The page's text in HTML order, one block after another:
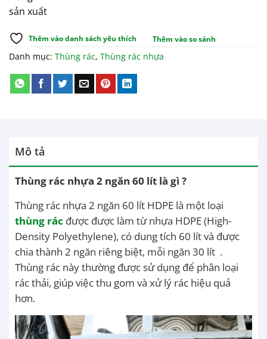
sản xuất
Thêm vào danh sách yêu thích Thêm vào so sánh
Danh mục: Thùng rác, Thùng rác nhựa
Mô tả
Thùng rác nhựa 2 ngăn 60 lít là gì ?
Thùng rác nhựa 2 ngăn 60 lít HDPE là một loại
thùng rác được được làm từ nhựa HDPE (High-
Density Polyethylene), có dung tích 60 lít và được
chia thành 2 ngăn riêng biệt, mỗi ngăn 30 lít .
Thùng rác này thường được sử dụng để phân loại
rác thải, giúp việc thu gom và xử lý rác hiệu quả
hơn.